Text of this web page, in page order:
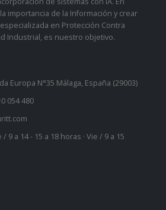
importancia de la Información y crear
en Protección Contra
Industrial, es nuestro objetivo.
Europa N°35 Málaga, España (29003)
054 480
/ 9 a 14 - 15 a 18 horas · Vie / 9 a 15